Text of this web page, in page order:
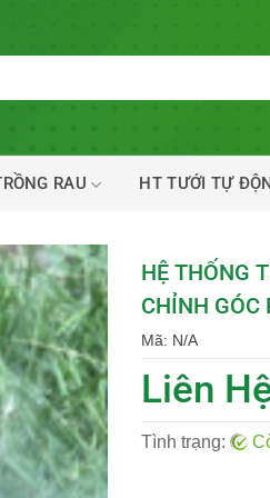
RAU HT TƯỚI TỰ
HỆ THỐNG
CHỈNH GÓC
Mã: N/A
Liên
Tình trạng: